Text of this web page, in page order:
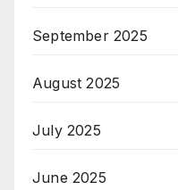
September 2025
August 2025
July 2025
June 2025